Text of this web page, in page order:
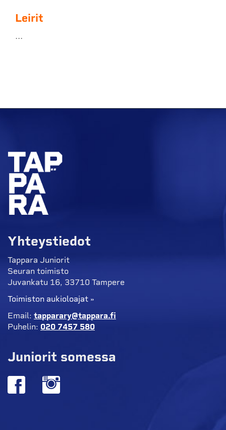
Leirit
...
Yhteystiedot
Tappara Juniorit
Seuran toimisto
Juvankatu 16, 33710 Tampere
Toimiston aukioloajat »
Email: tapparary@tappara.fi
Puhelin: 020 7457 580
Juniorit somessa